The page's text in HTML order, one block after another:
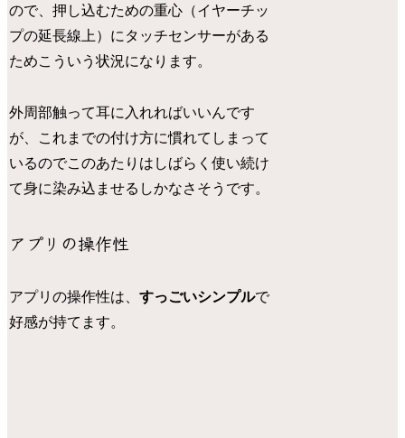
ので、押し込むための重心（イヤーチッ
プの延長線上）にタッチセンサーがある
ためこういう状況になります。
外周部触って耳に入れればいいんです
が、これまでの付け方に慣れてしまって
いるのでこのあたりはしばらく使い続け
て身に染み込ませるしかなさそうです。
アプリの操作性
アプリの操作性は、すっごいシンプルで
好感が持てます。